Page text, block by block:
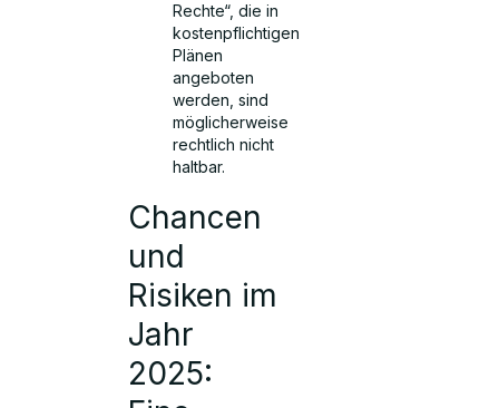
Rechte“, die in
kostenpflichtigen
Plänen
angeboten
werden, sind
möglicherweise
rechtlich nicht
haltbar.
Chancen
und
Risiken im
Jahr
2025: